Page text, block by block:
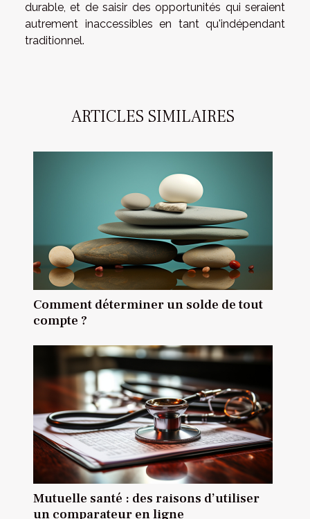
durable, et de saisir des opportunités qui seraient
autrement inaccessibles en tant qu'indépendant
traditionnel.
ARTICLES SIMILAIRES
Comment déterminer un solde de tout
compte ?
Mutuelle santé : des raisons d’utiliser
un comparateur en ligne